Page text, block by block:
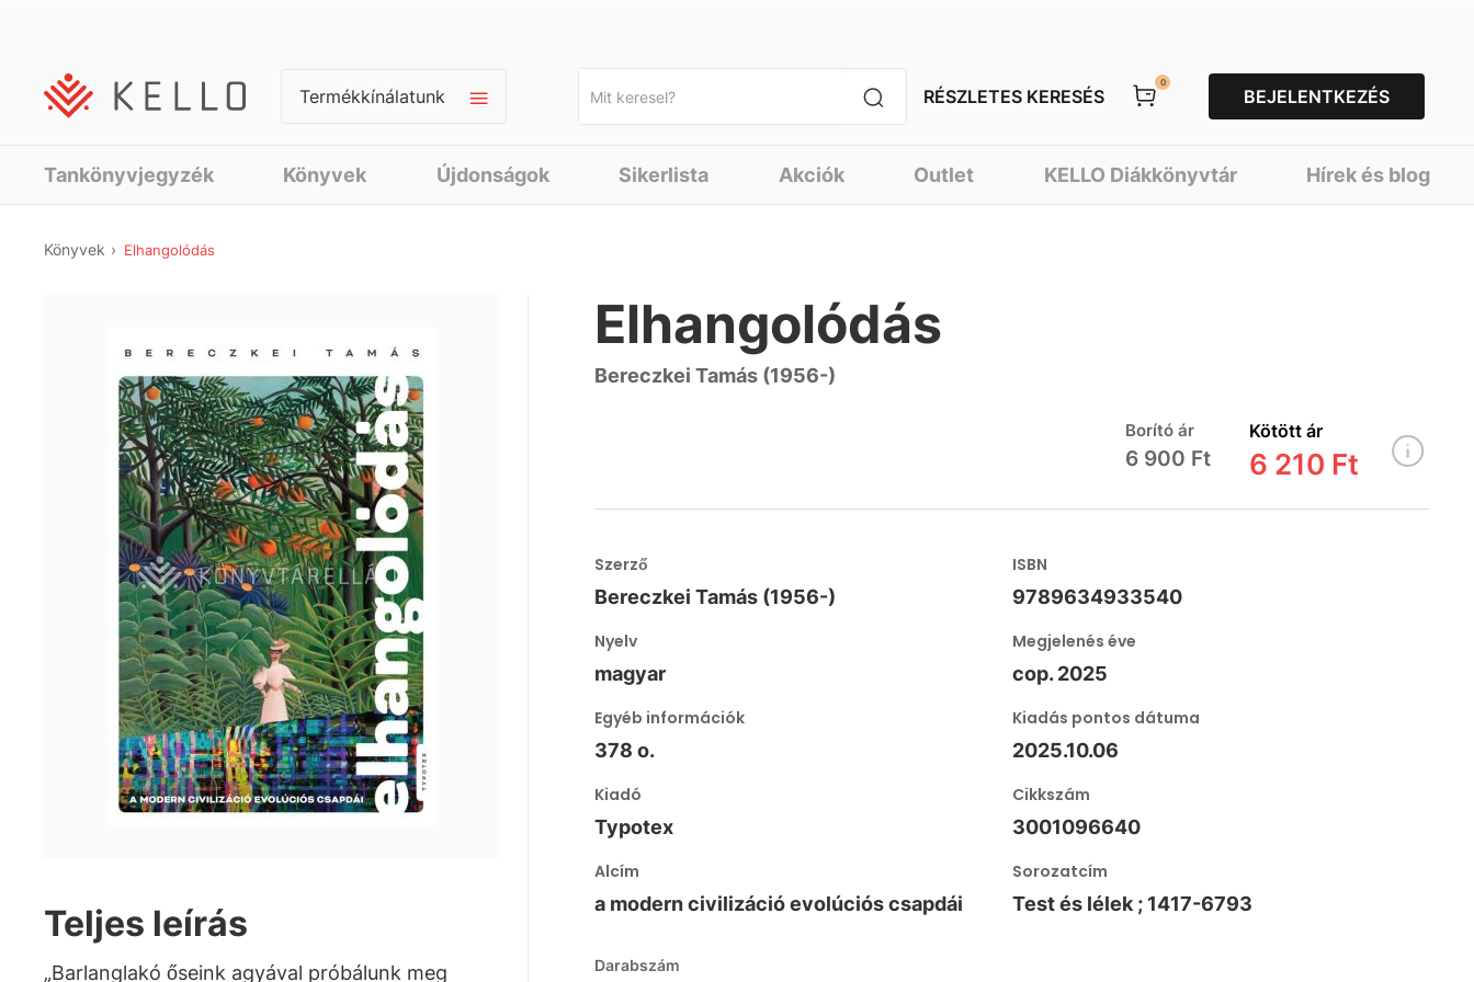
Termékkínálatunk RÉSZLETES KERESÉS
0
BEJELENTKEZÉS
Tankönyvjegyzék Könyvek Újdonságok Sikerlista Akciók Outlet KELLO Diákkönyvtár Hírek és blog
Könyvek Elhangolódás
Teljes leírás
„Barlanglakó őseink agyával próbálunk meg
Elhangolódás
Bereczkei Tamás (1956-)
Borító ár
6 900 Ft
Kötött ár
6 210 Ft
Szerző
Bereczkei Tamás (1956-)
ISBN
9789634933540
Nyelv
magyar
Megjelenés éve
cop. 2025
Egyéb információk
378 o.
Kiadás pontos dátuma
2025.10.06
Kiadó
Typotex
Cikkszám
3001096640
Alcím
a modern civilizáció evolúciós csapdái
Sorozatcím
Test és lélek ; 1417-6793
Darabszám